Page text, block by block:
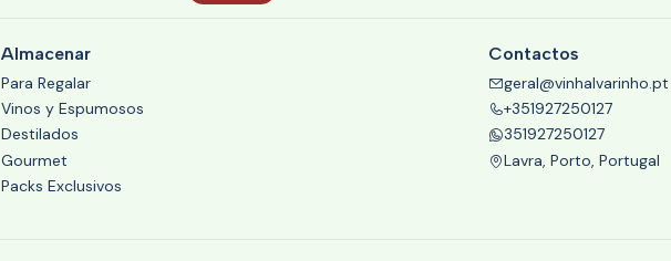
Almacenar
Para Regalar
Vinos y Espumosos
Destilados
Gourmet
Packs Exclusivos
Contactos
geral@vinhalvarinho.pt
+351927250127
351927250127
Lavra, Porto, Portugal